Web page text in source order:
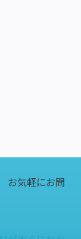
お気軽にお問